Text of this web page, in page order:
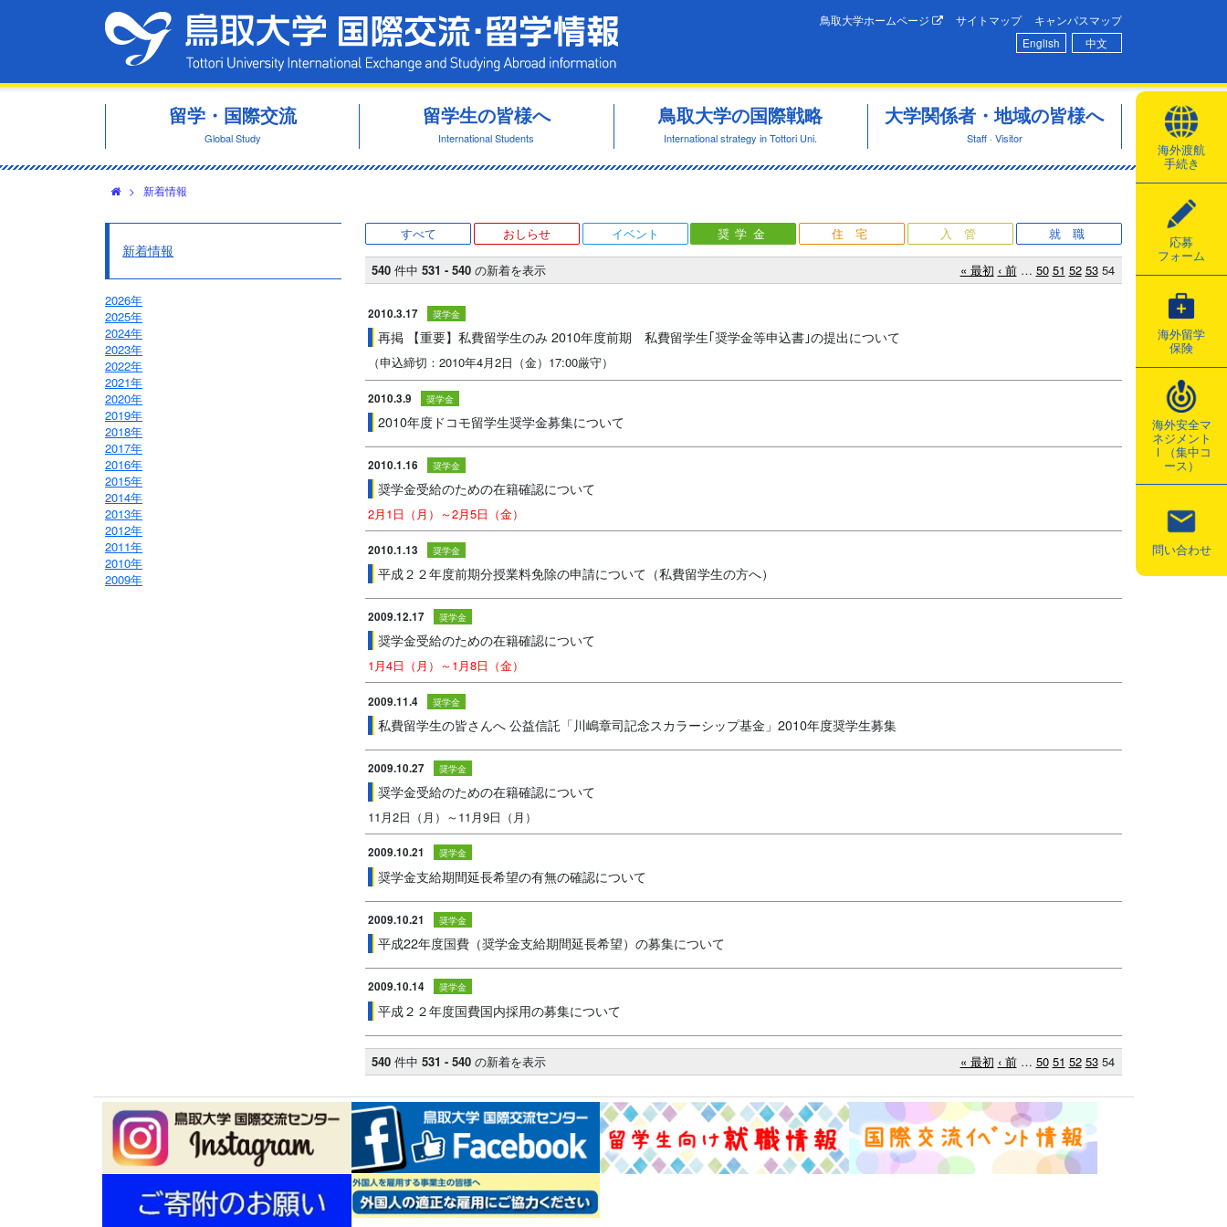
鳥取大学ホームページ サイトマップ
キャンパスマップ
English
中文
海外渡航
手続き
応募
フォーム
海外留学
保険
海外安全マ
ネジメント
Ⅰ（集中コ
ース）
問い合わせ
留学・国際交流
Global Study
留学生の皆様へ
International Students
鳥取大学の国際戦略
International strategy in Tottori Uni.
大学関係者・地域の皆様へ
Staff · Visitor
> 新着情報
すべて おしらせ イベント 奨学金 住宅 入管 就職
540件中 531 - 540の新着を表示 « 最初 ‹ 前 … 50 51 52 53 54
2010.3.17 奨学金
再掲 【重要】私費留学生のみ 2010年度前期 私費留学生｢奨学金等申込書｣の提出について
（申込締切：2010年4月2日（金）17:00厳守）
2010.3.9 奨学金
2010年度ドコモ留学生奨学金募集について
2010.1.16 奨学金
奨学金受給のための在籍確認について
2月1日（月）～2月5日（金）
2010.1.13 奨学金
平成２２年度前期分授業料免除の申請について（私費留学生の方へ）
2009.12.17 奨学金
奨学金受給のための在籍確認について
1月4日（月）～1月8日（金）
2009.11.4 奨学金
私費留学生の皆さんへ 公益信託「川嶋章司記念スカラーシップ基金」2010年度奨学生募集
2009.10.27 奨学金
奨学金受給のための在籍確認について
11月2日（月）～11月9日（月）
2009.10.21 奨学金
奨学金支給期間延長希望の有無の確認について
2009.10.21 奨学金
平成22年度国費（奨学金支給期間延長希望）の募集について
2009.10.14 奨学金
平成２２年度国費国内採用の募集について
540件中 531 - 540の新着を表示 « 最初 ‹ 前 … 50 51 52 53 54
新着情報
2026年
2025年
2024年
2023年
2022年
2021年
2020年
2019年
2018年
2017年
2016年
2015年
2014年
2013年
2012年
2011年
2010年
2009年